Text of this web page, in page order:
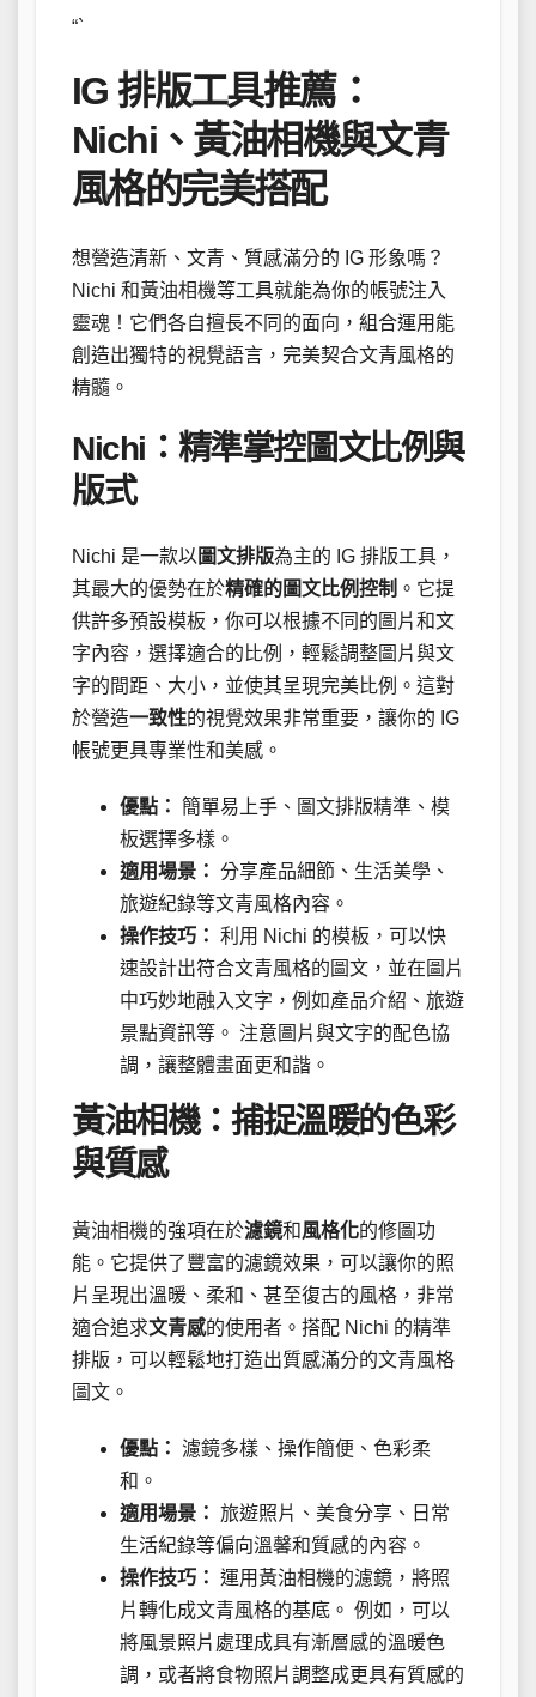
“`
IG 排版工具推薦：
Nichi、黃油相機與文青
風格的完美搭配
想營造清新、文青、質感滿分的 IG 形象嗎？
Nichi 和黃油相機等工具就能為你的帳號注入
靈魂！它們各自擅長不同的面向，組合運用能
創造出獨特的視覺語言，完美契合文青風格的
精髓。
Nichi：精準掌控圖文比例與
版式
Nichi 是一款以 圖文排版為主的 IG 排版工具，
其最大的優勢在於精確的圖文比例控制 。它提
供許多預設模板，你可以根據不同的圖片和文
字內容，選擇適合的比例，輕鬆調整圖片與文
字的間距、大小，並使其呈現完美比例。這對
於營造一致性的視覺效果非常重要，讓你的 IG
帳號更具專業性和美感。
優點： 簡單易上手、圖文排版精準、模
板選擇多樣。
適用場景： 分享產品細節、生活美學、
旅遊紀錄等文青風格內容。
操作技巧： 利用 Nichi 的模板，可以快
速設計出符合文青風格的圖文，並在圖片
中巧妙地融入文字，例如產品介紹、旅遊
景點資訊等。 注意圖片與文字的配色協
調，讓整體畫面更和諧。
黃油相機：捕捉溫暖的色彩
與質感
黃油相機的強項在於濾鏡和風格化的修圖功
能。它提供了豐富的濾鏡效果，可以讓你的照
片呈現出溫暖、柔和、甚至復古的風格，非常
適合追求文青感的使用者。搭配 Nichi 的精準
排版，可以輕鬆地打造出質感滿分的文青風格
圖文。
優點：
濾鏡多樣、操作簡便、色彩柔
和。
適用場景： 旅遊照片、美食分享、日常
生活紀錄等偏向溫馨和質感的內容。
操作技巧： 運用黃油相機的濾鏡，將照
片轉化成文青風格的基底。 例如，可以
將風景照片處理成具有漸層感的溫暖色
調，或者將食物照片調整成更具有質感的